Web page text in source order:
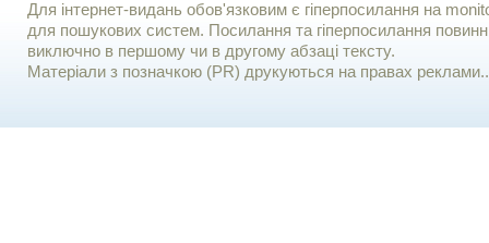
Для iнтернет-видань обов'язковим є гiперпосилання на
для пошукових систем. Посилання та гіперпосилання
виключно в першому чи в другому абзаці тексту.
Матеріали з позначкою (PR) друкуються на правах реклами..